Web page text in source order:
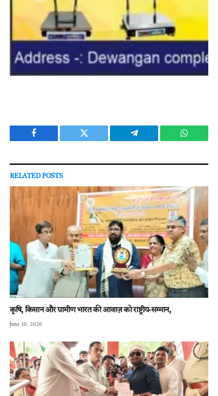
Facebook Twitter Telegram
RELATEDPOSTS
कृषि, किसान और ग्रामीण भारत की आवाज़ को राष्ट्रीय-सम्मान,
June 10, 2026